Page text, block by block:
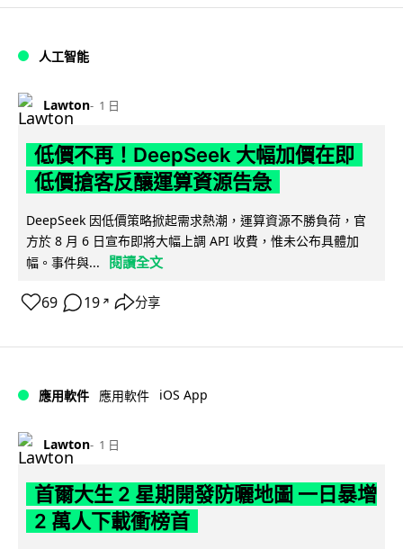
人工智能
Lawton 1 日
低價不再！DeepSeek 大幅加價在即
低價搶客反釀運算資源告急
DeepSeek 因低價策略掀起需求熱潮，運算資源不勝負荷，官
方於 8 月 6 日宣布即將大幅上調 API 收費，惟未公布具體加
幅。事件與...
閱讀全文
69 19 ↗ 分享
應用軟件 應用軟件 iOS App
Lawton 1 日
首爾大生 2 星期開發防曬地圖 一日暴增
2 萬人下載衝榜首